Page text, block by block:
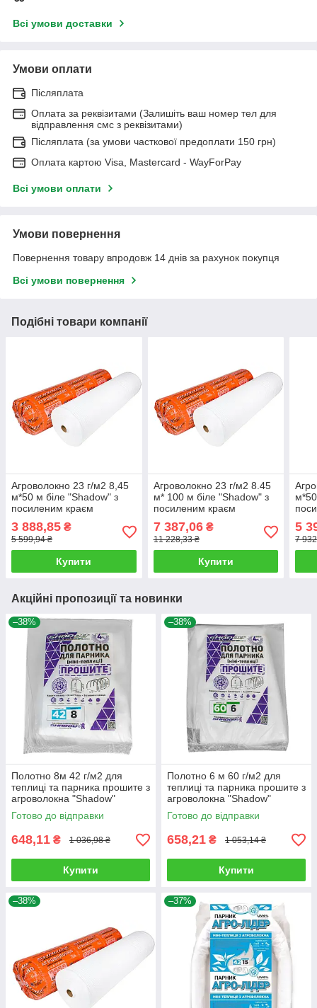
Всі умови доставки
Умови оплати
Післяплата
Оплата за реквізитами (Залишіть ваш номер тел для
відправлення смс з реквізитами)
Післяплата (за умови часткової предоплати 150 грн)
Оплата картою Visa, Mastercard - WayForPay
Всі умови оплати
Умови повернення
Повернення товару впродовж 14 днів за рахунок покупця
Всі умови повернення
Подібні товари компанії
Агроволокно 23 г/м2 8,45
м*50 м біле "Shadow" з
посиленим краєм
3 888,85 ₴
5 599,94 ₴
Купити
Агроволокно 23 г/м2 8.45
м* 100 м біле "Shadow" з
посиленим краєм
7 387,06₴
11 228,33 ₴
Купити
5
7
Акційні пропозиції та новинки
–38%
Полотно 8м 42 г/м2 для
теплиці та парника прошите з
агроволокна "Shadow"
Готово до відправки
648,11 ₴ 1 036,98 ₴
Купити
–38%
Полотно 6 м 60 г/м2 для
теплиці та парника прошите з
агроволокна "Shadow"
Готово до відправки
658,21 ₴ 1 053,14 ₴
Купити
–38% –37%